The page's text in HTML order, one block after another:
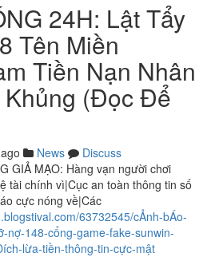
24H: Lật Tẩy
Tên Miền
Tiền Nạn Nhân
Khủng (Đọc Để
News
Discuss
GIẢ MẠO: Hàng vạn người chơi
tài chính vì|Cục an toàn thông tin số
cực nóng về|Các
63732545/cẢnh-bÁo-
nợ-148-cổng-game-fake-sunwin-
lừa-tiền-thông-tin-cực-mật